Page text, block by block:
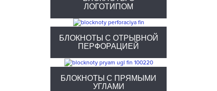
ЛОГОТИПОМ
БЛОКНОТЫ С ОТРЫВНОЙ
ПЕРФОРАЦИЕЙ
БЛОКНОТЫ С ПРЯМЫМИ
УГЛАМИ